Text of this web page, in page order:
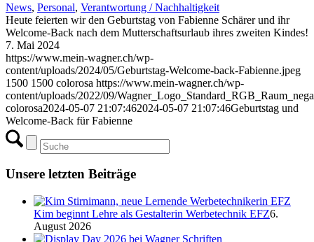
News, Personal, Verantwortung / Nachhaltigkeit
Heute feierten wir den Geburtstag von Fabienne Schärer und ihr
Welcome-Back nach dem Mutterschaftsurlaub ihres zweiten Kindes!
7. Mai 2024
https://www.mein-wagner.ch/wp-
content/uploads/2024/05/Geburtstag-Welcome-back-Fabienne.jpeg
1500 1500 colorosa https://www.mein-wagner.ch/wp-
content/uploads/2022/09/
colorosa2024-05-07 21:07:462024-05-07 21:07:46Geburtstag und
Welcome-Back für Fabienne
Unsere letzten Beiträge
Kim beginnt Lehre als Gestalterin Werbetechnik EFZ6.
August 2026